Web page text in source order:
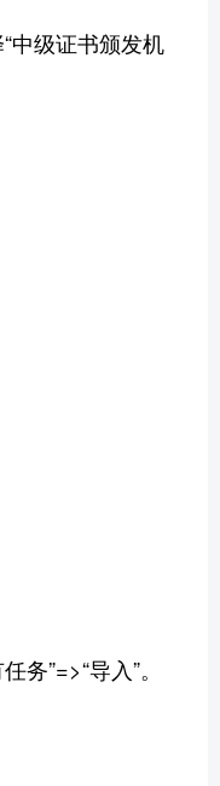
中级证书颁发机
务”=>“导入”。